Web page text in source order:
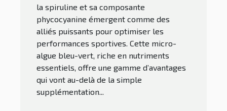
la spiruline et sa composante
phycocyanine émergent comme des
alliés puissants pour optimiser les
performances sportives. Cette micro-
algue bleu-vert, riche en nutriments
essentiels, offre une gamme d’avantages
qui vont au-delà de la simple
supplémentation...